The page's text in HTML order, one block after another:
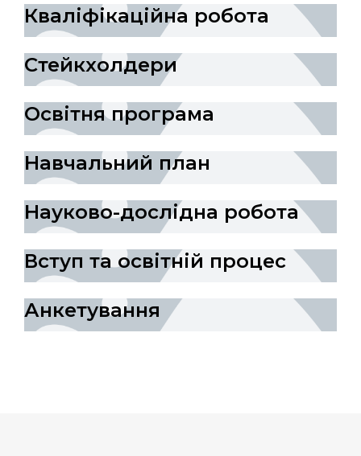
Кваліфікаційна робота
Стейкхолдери
Освітня програма
Навчальний план
Науково-дослідна робота
Вступ та освітній процес
Анкетування